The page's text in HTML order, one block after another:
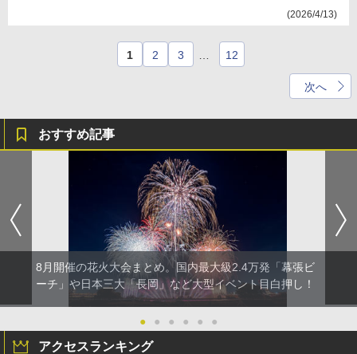
(2026/4/13)
1 2 3 12
次へ
おすすめ記事
8月開催の花火大会まとめ。国内最大級2.4万発「幕張ビ
ーチ」や日本三大「長岡」など大型イベント目白押し！
● ● ● ● ● ●
アクセスランキング